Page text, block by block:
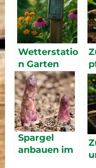
Wetterstatio
n Garten
Vergleich:
Die 5 besten
Modelle
2026
Spargel
anbauen im